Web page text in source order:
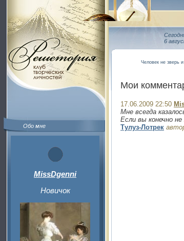
Обо мне
MissDgenni
Новичок
6
Человек не зверь
Мои
17.06.2009 22:50
Мне всегда
Если вы конечно
Тулуз-Лотрек